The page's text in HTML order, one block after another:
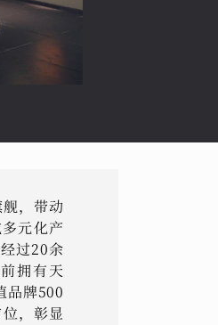
，带动
元化产
过20余
拥有天
品牌500
，彰显